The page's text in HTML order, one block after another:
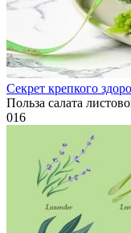
Секрет крепкого
Польза салата
016